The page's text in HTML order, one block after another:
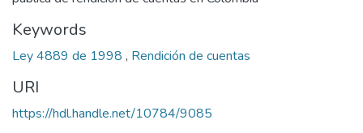
Keywords
Ley 4889 de 1998 , Rendición de cuentas
URI
https://hdl.handle.net/10784/9085